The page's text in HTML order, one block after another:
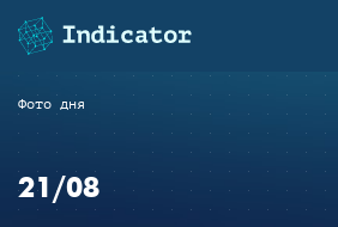
Фото дня
21/08